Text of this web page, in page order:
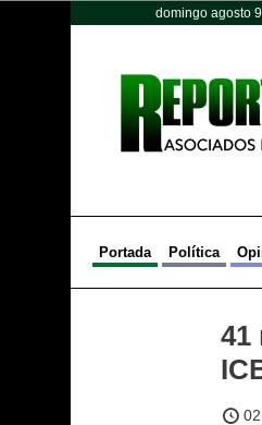
domingo agosto
Portada Política
41
Opinión